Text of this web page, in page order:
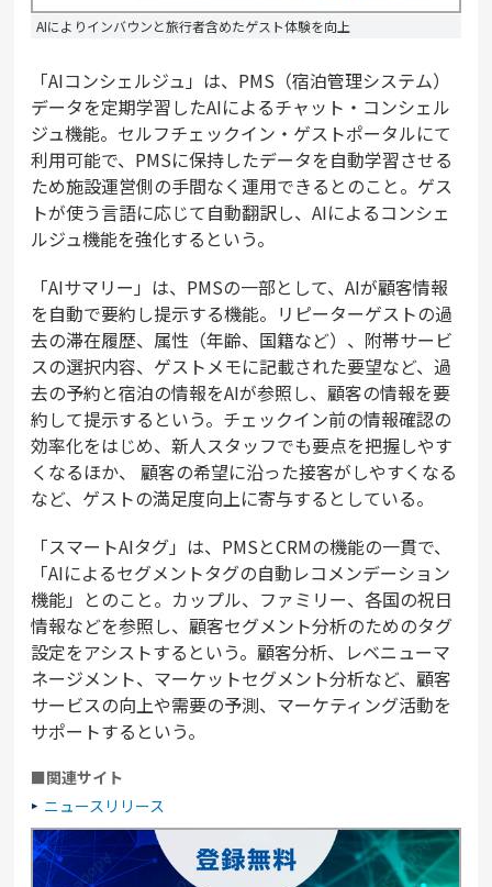
AIによりインバウンと旅行者含めたゲスト体験を向上
「AIコンシェルジュ」は、PMS（宿泊管理システム）
データを定期学習したAIによるチャット・コンシェル
ジュ機能。セルフチェックイン・ゲストポータルにて
利用可能で、PMSに保持したデータを自動学習させる
ため施設運営側の手間なく運用できるとのこと。ゲス
トが使う言語に応じて自動翻訳し、AIによるコンシェ
ルジュ機能を強化するという。
「AIサマリー」は、PMSの一部として、AIが顧客情報
を自動で要約し提示する機能。リピーターゲストの過
去の滞在履歴、属性（年齢、国籍など）、附帯サービ
スの選択内容、ゲストメモに記載された要望など、過
去の予約と宿泊の情報をAIが参照し、顧客の情報を要
約して提示するという。チェックイン前の情報確認の
効率化をはじめ、新人スタッフでも要点を把握しやす
くなるほか、 顧客の希望に沿った接客がしやすくなる
など、ゲストの満足度向上に寄与するとしている。
「スマートAIタグ」は、PMSとCRMの機能の一貫で、
「AIによるセグメントタグの自動レコメンデーション
機能」とのこと。カップル、ファミリー、各国の祝日
情報などを参照し、顧客セグメント分析のためのタグ
設定をアシストするという。顧客分析、レベニューマ
ネージメント、マーケットセグメント分析など、顧客
サービスの向上や需要の予測、マーケティング活動を
サポートするという。
■関連サイト
ニュースリリース